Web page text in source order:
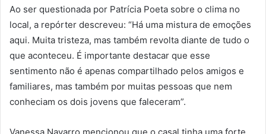
Ao ser questionada por Patrícia Poeta sobre o clima no
local, a repórter descreveu: “Há uma mistura de emoções
aqui. Muita tristeza, mas também revolta diante de tudo o
que aconteceu. É importante destacar que esse
sentimento não é apenas compartilhado pelos amigos e
familiares, mas também por muitas pessoas que nem
conheciam os dois jovens que faleceram”.